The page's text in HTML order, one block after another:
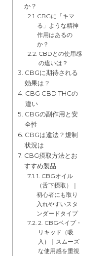
か？
CBGに「キマ
る」ような精神
作用はあるの
か？
CBDとの使用感
の違いは？
CBGに期待される
効果は？
CBG CBD THCの
違い
CBGの副作用と安
全性
CBGは違法？規制
状況は
CBG摂取方法とお
すすめ製品
1. CBGオイル
（舌下摂取）｜
初心者にも取り
入れやすいスタ
ンダードタイプ
2. CBGベイプ・
リキッド（吸
入）｜スムーズ
な使用感を重視